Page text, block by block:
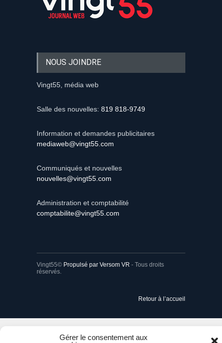
Gérer le consentement aux
NOUS JOINDRE
Vingt55, média web
Salle des nouvelles: 819 818-9749
Information et demandes publicitaires
mediaweb@vingt55.com
Communiqués et nouvelles
nouvelles@vingt55.com
Administration et comptabilité
comptabilite@vingt55.com
Vingt55© Propulsé par Versom VR - Tous droits
réservés.
Retour à l’accueil